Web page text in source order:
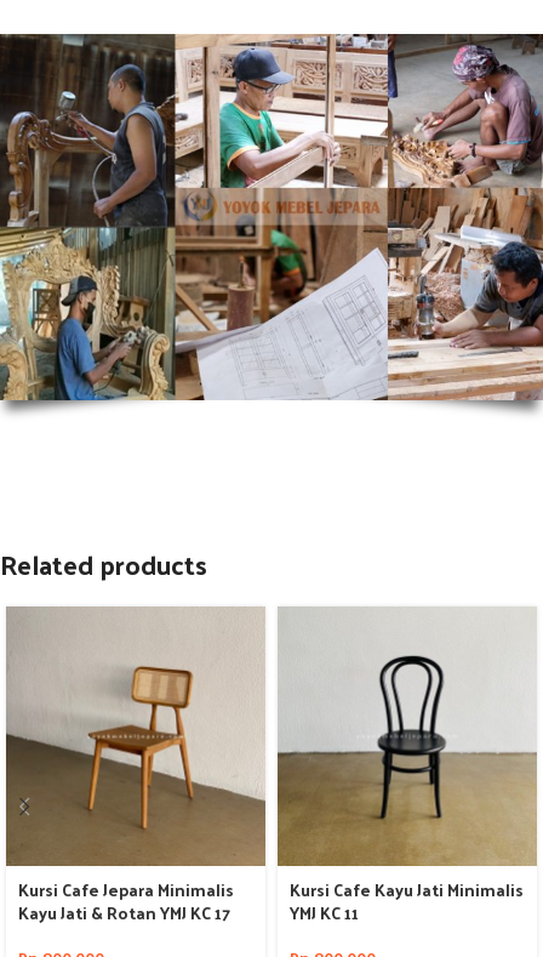
Related products
Kursi Cafe Jepara Minimalis
Kayu Jati & Rotan YMJ KC 17
Kursi Cafe Kayu Jati Minimalis
YMJ KC 11